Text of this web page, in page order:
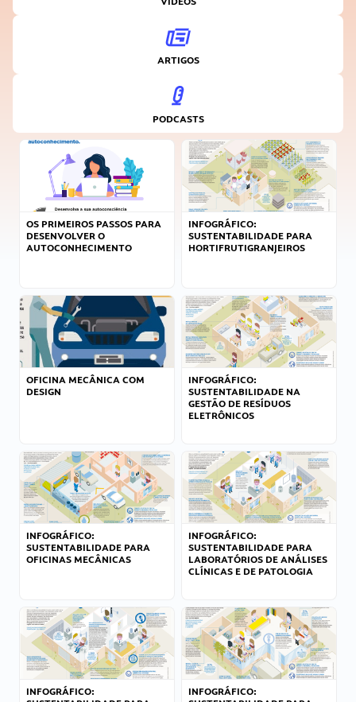
ARTIGOS
PODCASTS
OS PRIMEIROS PASSOS PARA
DESENVOLVER O
AUTOCONHECIMENTO
INFOGRÁFICO:
SUSTENTABILIDADE PARA
HORTIFRUTIGRANJEIROS
OFICINA MECÂNICA COM
DESIGN
INFOGRÁFICO:
SUSTENTABILIDADE NA
GESTÃO DE RESÍDUOS
ELETRÔNICOS
INFOGRÁFICO:
SUSTENTABILIDADE PARA
OFICINAS MECÂNICAS
INFOGRÁFICO:
SUSTENTABILIDADE PARA
LABORATÓRIOS DE ANÁLISES
CLÍNICAS E DE PATOLOGIA
INFOGRÁFICO:
INFOGRÁFICO: